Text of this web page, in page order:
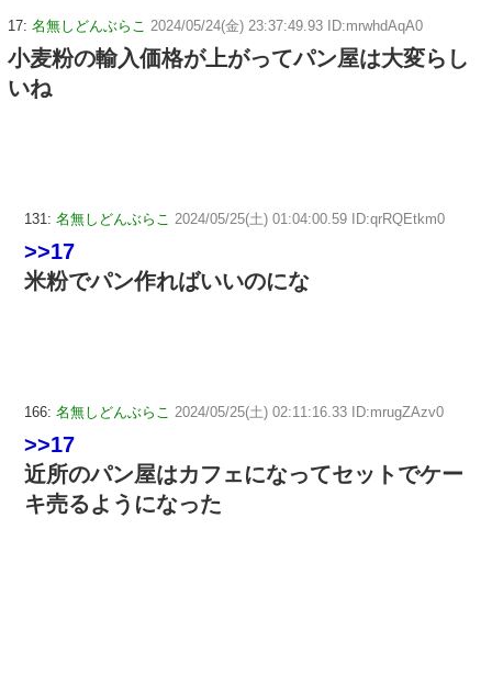
17: 名無しどんぶらこ 2024/05/24(金) 23:37:49.93 ID:mrwhdAqA0
小麦粉の輸入価格が上がってパン屋は大変らし
いね
131: 名無しどんぶらこ 2024/05/25(土) 01:04:00.59 ID:qrRQEtkm0
>>17
米粉でパン作ればいいのにな
166: 名無しどんぶらこ 2024/05/25(土) 02:11:16.33 ID:mrugZAzv0
>>17
近所のパン屋はカフェになってセットでケー
キ売るようになった